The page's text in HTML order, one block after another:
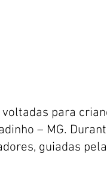
para
– MG.
guiadas